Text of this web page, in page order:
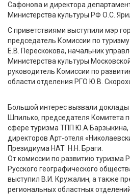
Сафонова и директора
Министерства культуры РФ О.С.
С приветствиями выступили мэр
председатель Комиссии по
Е.В. Перескокова, начальник
Министерства культуры
руководитель Комиссии по
области отделения РГО Ю.В.
Большой интерес вызвали доклады
Шпилько, председателя Комитета
сфере туризма ТПП Ю.А.Барзыкина,
директоров Арт-отеля
Президиума НАТ Н.Н. Браги.
От комиссии по развитию туризма
Русского географического
выступил В.И. Кружалин, а также
региональных областных